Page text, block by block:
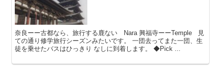
奈良ーー古都なら、旅行する鹿ない Nara 興福寺ーーTemple 見
ての通り修学旅行シーズンみたいです。 一団去ってまた一団、生
徒を乗せたバスはひっきり なしに到着します。 ◆Pick ...